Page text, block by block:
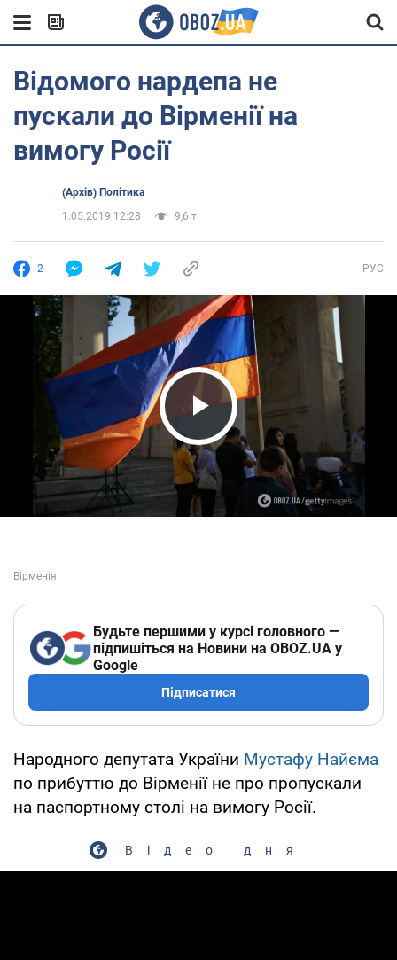
Відомого нардепа не
пускали до Вірменії на
вимогу Росії
(Архів) Політика
1.05.2019 12:28
9,6 т.
2 РУС
Play Video
Будьте першими у курсі головного —
підпишіться на Новини на OBOZ.UA у
Google
Підписатися
Народного депутата України Мустафу Найєма
по прибуттю до Вірменії не про пропускали
на паспортному столі на вимогу Росії.
Відео дня